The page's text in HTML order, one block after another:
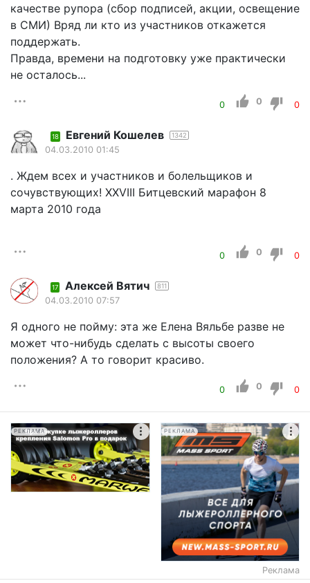
качестве рупора (сбор подписей, акции, освещение
в СМИ) Вряд ли кто из участников откажется
поддержать.
Правда, времени на подготовку уже практически
не осталось...
0 0 0
18 Евгений Кошелев 1342
04.03.2010 01:45
. Ждем всех и участников и болельщиков и
сочувствующих! XXVIII Битцевский марафон 8
марта 2010 года
0 0 0
17 Алексей Вятич 811
04.03.2010 07:57
Я одного не пойму: эта же Елена Вяльбе разве не
может что-нибудь сделать с высоты своего
положения? А то говорит красиво.
0 0 0
РЕКЛАМА РЕКЛАМА
Реклама